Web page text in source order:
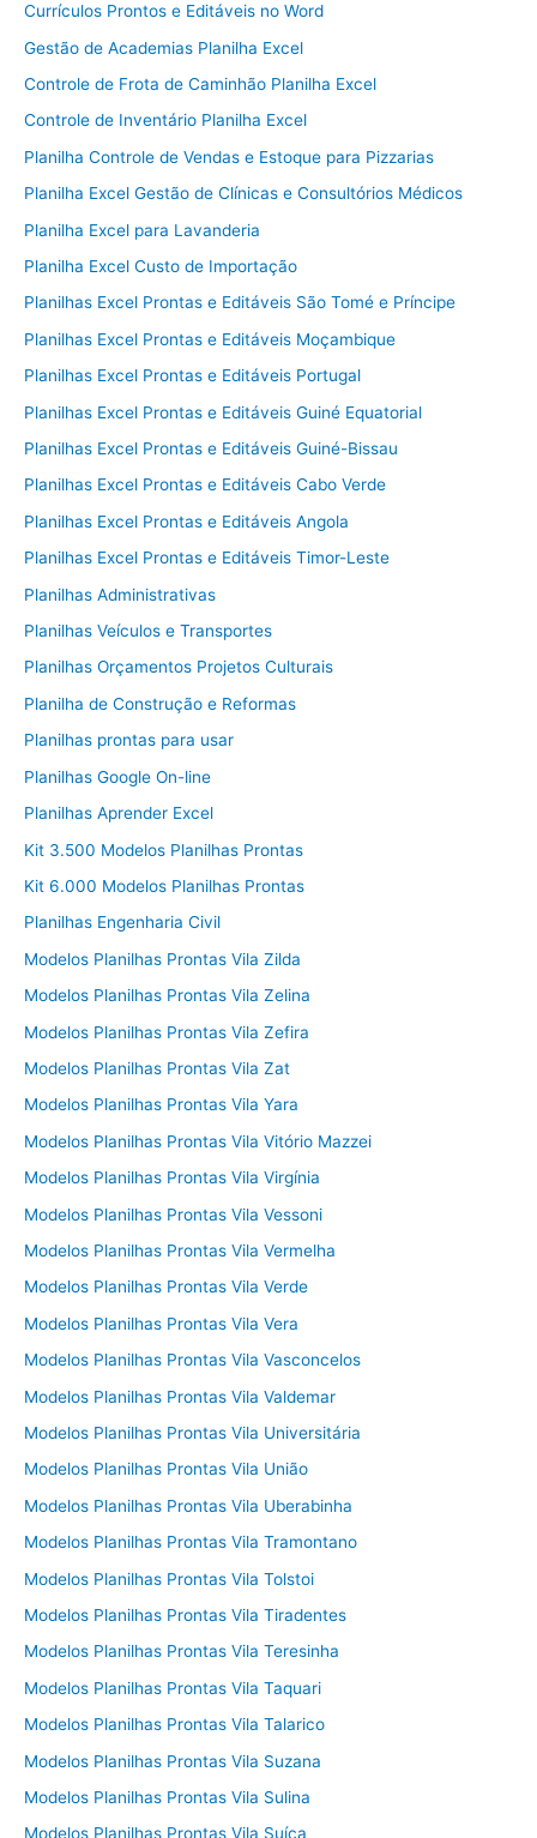
Currículos Prontos e Editáveis no Word
Gestão de Academias Planilha Excel
Controle de Frota de Caminhão Planilha Excel
Controle de Inventário Planilha Excel
Planilha Controle de Vendas e Estoque para Pizzarias
Planilha Excel Gestão de Clínicas e Consultórios Médicos
Planilha Excel para Lavanderia
Planilha Excel Custo de Importação
Planilhas Excel Prontas e Editáveis São Tomé e Príncipe
Planilhas Excel Prontas e Editáveis Moçambique
Planilhas Excel Prontas e Editáveis Portugal
Planilhas Excel Prontas e Editáveis Guiné Equatorial
Planilhas Excel Prontas e Editáveis Guiné-Bissau
Planilhas Excel Prontas e Editáveis Cabo Verde
Planilhas Excel Prontas e Editáveis Angola
Planilhas Excel Prontas e Editáveis Timor-Leste
Planilhas Administrativas
Planilhas Veículos e Transportes
Planilhas Orçamentos Projetos Culturais
Planilha de Construção e Reformas
Planilhas prontas para usar
Planilhas Google On-line
Planilhas Aprender Excel
Kit 3.500 Modelos Planilhas Prontas
Kit 6.000 Modelos Planilhas Prontas
Planilhas Engenharia Civil
Modelos Planilhas Prontas Vila Zilda
Modelos Planilhas Prontas Vila Zelina
Modelos Planilhas Prontas Vila Zefira
Modelos Planilhas Prontas Vila Zat
Modelos Planilhas Prontas Vila Yara
Modelos Planilhas Prontas Vila Vitório Mazzei
Modelos Planilhas Prontas Vila Virgínia
Modelos Planilhas Prontas Vila Vessoni
Modelos Planilhas Prontas Vila Vermelha
Modelos Planilhas Prontas Vila Verde
Modelos Planilhas Prontas Vila Vera
Modelos Planilhas Prontas Vila Vasconcelos
Modelos Planilhas Prontas Vila Valdemar
Modelos Planilhas Prontas Vila Universitária
Modelos Planilhas Prontas Vila União
Modelos Planilhas Prontas Vila Uberabinha
Modelos Planilhas Prontas Vila Tramontano
Modelos Planilhas Prontas Vila Tolstoi
Modelos Planilhas Prontas Vila Tiradentes
Modelos Planilhas Prontas Vila Teresinha
Modelos Planilhas Prontas Vila Taquari
Modelos Planilhas Prontas Vila Talarico
Modelos Planilhas Prontas Vila Suzana
Modelos Planilhas Prontas Vila Sulina
Modelos Planilhas Prontas Vila Suíça